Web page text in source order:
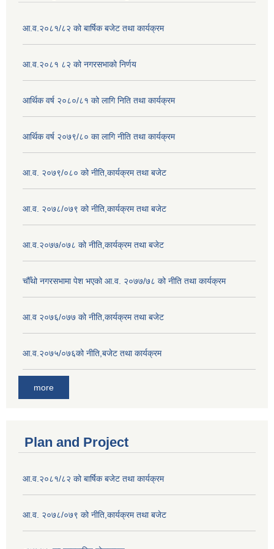
आ.व.२०८१/८२ को बार्षिक बजेट तथा कार्यक्रम
आ.व.२०८१ ८२ को नगरसभाको निर्णय
आर्थिक वर्ष २०८०/८१ को लागि निति तथा कार्यक्रम
आर्थिक वर्ष २०७९/८० का लागि नीति तथा कार्यक्रम
आ.व. २०७९/०८० को नीति,कार्यक्रम तथा बजेट
आ.व. २०७८/०७९ को नीति,कार्यक्रम तथा बजेट
आ.व.२०७७/०७८ को नीति,कार्यक्रम तथा बजेट
चौँथो नगरसभामा पेश भएको आ.व. २०७७/७८ को नीति तथा कार्यक्रम
आ.व २०७६/०७७ को नीति,कार्यक्रम तथा बजेट
आ.व.२०७५/०७६को नीति,बजेट तथा कार्यक्रम
more
Plan and Project
आ.व.२०८१/८२ को बार्षिक बजेट तथा कार्यक्रम
आ.व. २०७८/०७९ को नीति,कार्यक्रम तथा बजेट